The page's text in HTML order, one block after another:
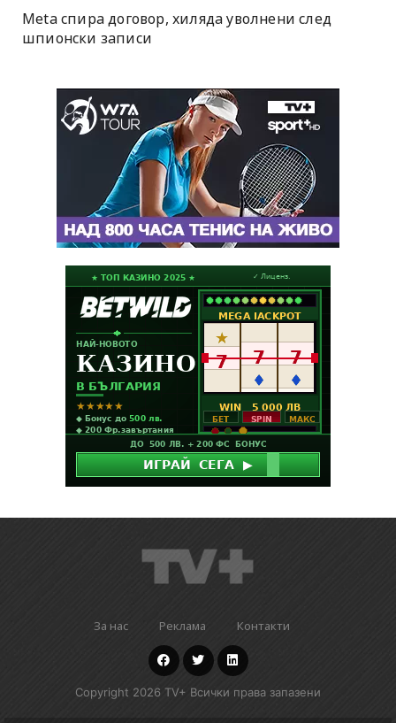
Meta спира договор, хиляда уволнени след
шпионски записи
За нас Реклама Контакти
Copyright 2026 TV+ Всички права запазени